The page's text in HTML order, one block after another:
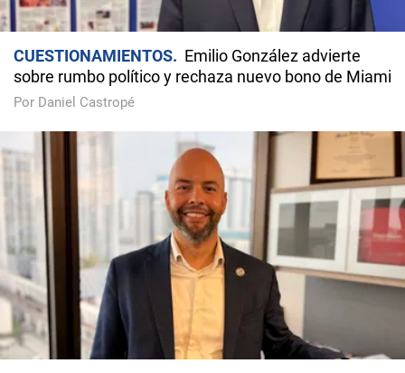
CUESTIONAMIENTOS
Emilio González advierte
sobre rumbo político y rechaza nuevo bono de Miami
Por Daniel Castropé